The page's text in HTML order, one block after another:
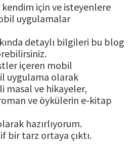
için ve isteyenlere
uygulamalar
detaylı bilgileri bu blog
içeren mobil
uygulama olarak
masal ve hikayeler,
ve öykülerin e-kitap
hazırlıyorum.
bir tarz ortaya çıktı.